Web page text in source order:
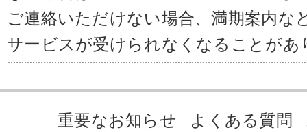
ご連絡いただけない場合、満期案内な
サービスが受けられなくなることがあ
重要なお知らせ よくある質問